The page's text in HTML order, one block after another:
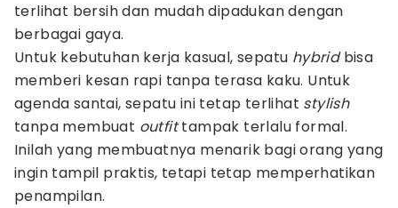
terlihat bersih dan mudah dipadukan dengan
berbagai gaya.
Untuk kebutuhan kerja kasual, sepatu hybridbisa
memberi kesan rapi tanpa terasa kaku. Untuk
agenda santai, sepatu ini tetap terlihat stylish
tanpa membuat outfittampak terlalu formal.
Inilah yang membuatnya menarik bagi orang yang
ingin tampil praktis, tetapi tetap memperhatikan
penampilan.